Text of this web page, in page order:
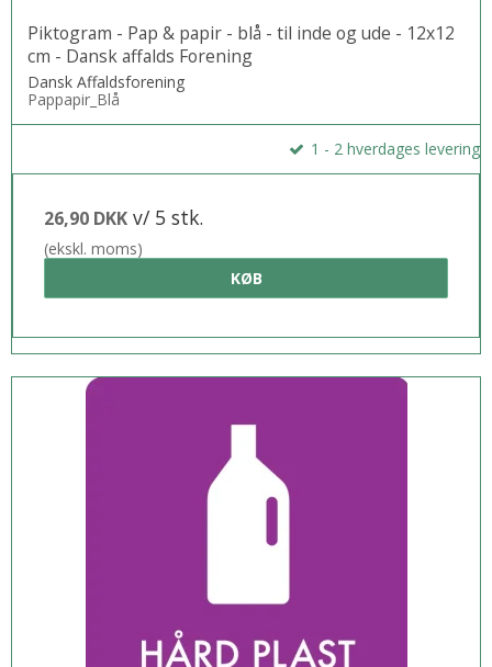
Piktogram - Pap & papir - blå - til inde og ude - 12x12
cm - Dansk affalds Forening
Dansk Affaldsforening
Pappapir_Blå
1 - 2 hverdages levering
26,90 DKK v/ 5 stk.
(ekskl. moms)
KØB